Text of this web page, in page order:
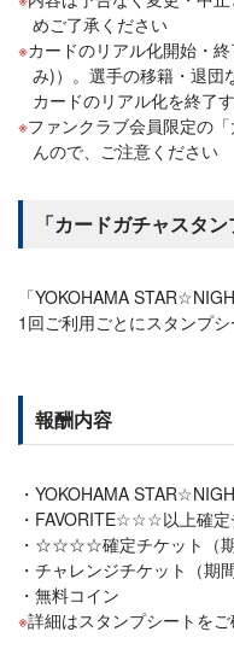
めご了承ください
カードのリアル化開始・
み)）。選手の移籍・退団
カードのリアル化を終了
ファンクラブ会員限定の
んので、ご注意ください
「カードガチャスタ
「YOKOHAMA
1回ご利用ごとにスタンプ
報酬内容
YOKOHAMA
FAVORITE☆☆☆以上確定
☆☆☆☆確定チケット（期
チャレンジチケット（期間
無料コイン
詳細はスタンプシートを